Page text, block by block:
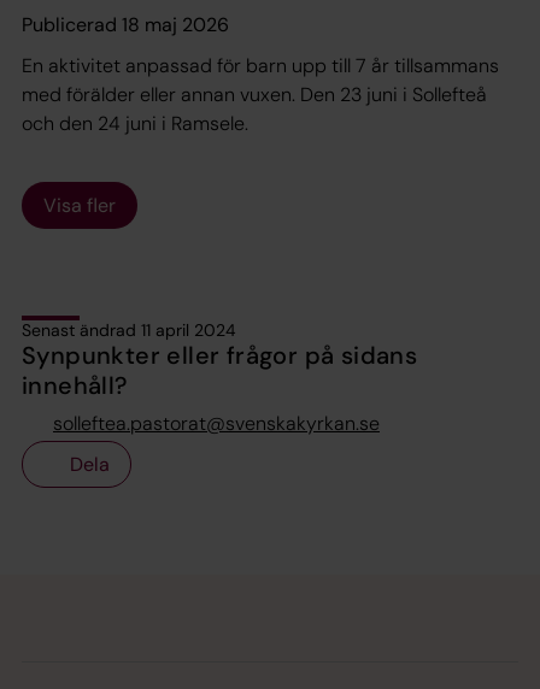
Publicerad 18 maj 2026
En aktivitet anpassad för barn upp till 7 år tillsammans
med förälder eller annan vuxen. Den 23 juni i Sollefteå
och den 24 juni i Ramsele.
Visa fler
Senast ändrad 11 april 2024
Synpunkter eller frågor på sidans
innehåll?
solleftea.pastorat@svenskakyrkan.se
Dela